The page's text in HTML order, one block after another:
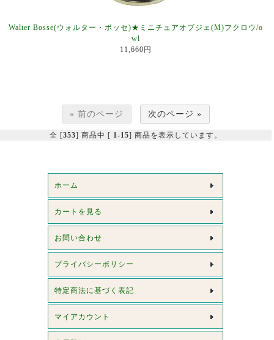
Walter Bosse(ウォルター・ボッセ)★ミニチュアオブジェ(M)フクロウ/o
wl
11,660円
« 前のページ 次のページ »
全 [353] 商品中 [ 1-15] 商品を表示しています。
ホーム
カートを見る
お問い合わせ
プライバシーポリシー
特定商法に基づく表記
マイアカウント